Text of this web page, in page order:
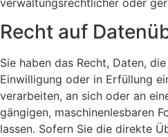
Recht auf
Sie haben das Recht, Daten,
Einwilligung oder in Erfüllung
verarbeiten, an sich oder an
gängigen, maschinenlesbaren
lassen. Sofern Sie die direkte